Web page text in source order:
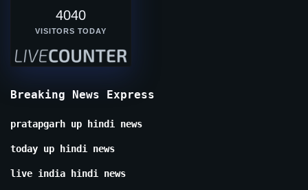
4040
VISITORS TODAY
Breaking News Express
pratapgarh up hindi news
today up hindi news
live india hindi news